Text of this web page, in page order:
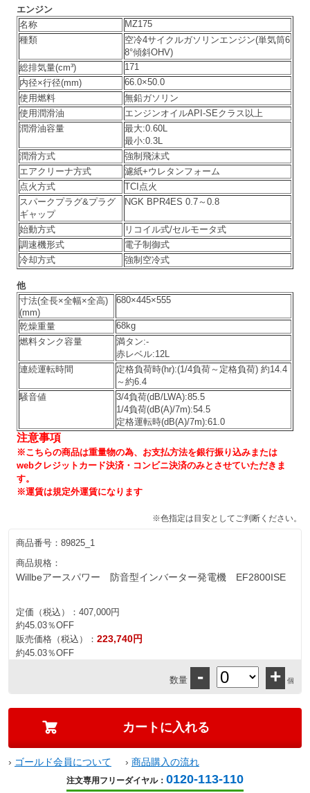
エンジン
名称
MZ175
種類
空冷4サイクルガソリンエンジン(単気筒6
8°傾斜OHV)
総排気量(cm³)
171
内径×行径(mm)
66.0×50.0
使用燃料
無鉛ガソリン
使用潤滑油
エンジンオイルAPI-SEクラス以上
潤滑油容量
最大:0.60L
最小:0.3L
潤滑方式
強制飛沫式
エアクリーナ方式
濾紙+ウレタンフォーム
点火方式
TCI点火
スパークプラグ&プラグ
ギャップ
NGK BPR4ES 0.7～0.8
始動方式
リコイル式/セルモータ式
調速機形式
電子制御式
冷却方式
強制空冷式
他
寸法(全長×全幅×全高)
(mm)
680×445×555
乾燥重量
68kg
燃料タンク容量
満タン:-
赤レベル:12L
連続運転時間
定格負荷時(hr):(1/4負荷～定格負荷) 約14.4
～約6.4
騒音値
3/4負荷(dB/LWA):85.5
1/4負荷(dB(A)/7m):54.5
定格運転時(dB(A)/7m):61.0
注意事項
※こちらの商品は重量物の為、お支払方法を銀行振り込みまたは
webクレジットカード決済・コンビニ決済のみとさせていただきま
す。
※運賃は規定外運賃になります
※色指定は目安としてご判断ください。
商品番号： 89825_1
商品規格：
Willbeアースパワー 防音型インバーター発電機 EF2800ISE
定価（税込）： 407,000円
約45.03％OFF
販売価格（税込）： 223,740円
約45.03％OFF
数量 - + 個
› ゴールド会員について › 商品購入の流れ
注文専用フリーダイヤル： 0120-113-110